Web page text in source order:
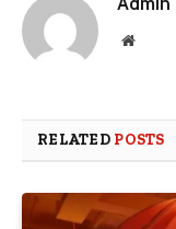
Website
RELATED POSTS